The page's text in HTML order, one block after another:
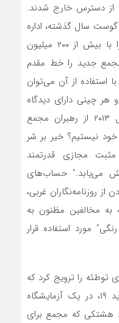
از دسترس خارج شدند.
سال گذشته، اداره
مرکزی سازمان ۲۶ مورد از آن‌ها را با بیش از ۲۰۰ میلیون
جدید را خط مقدم
استفاده از آن می‌توان
و هر چینی دارای دیدگاه
منفی درباره حزب کرد. او در سال ۲۰۱۳ از رهبران مجمع
خود نیستیم؟ خیر بر شر
مجازی قدرتمند
می‌یابد.” حساب‌های
از روزنامه‌نگاران غربی،
به مخالفین مظنون به
مورد استفاده قرار
توطئه‌ را ترویج کرد که
بیماری سارس، ویروس عامل کووید ۱۹، در یک آزمایشگاه
هشتکی که مجمع برای